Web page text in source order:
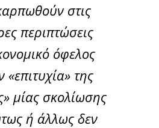
στις
περιπτώσεις
όφελος
«επιτυχία» της
μίας σκολίωσης
ή άλλως δεν